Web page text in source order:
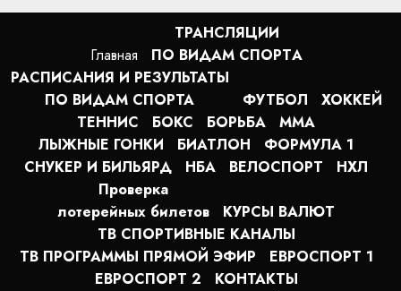
Главная
ТРАНСЛЯЦИИ
ПО ВИДАМ СПОРТA
РАСПИСАНИЯ И РЕЗУЛЬТАТЫ
ПО ВИДАМ СПОРТА
ФУТБОЛ
ХОККЕЙ
ТЕННИС
БОКС БОРЬБА
MMA
ЛЫЖНЫЕ ГОНКИ
БИАТЛОН
ФОРМУЛА 1
СНУКЕР И БИЛЬЯРД
НБА ВЕЛОСПОРТ
НХЛ
Проверка
лотерейных билетов
КУРСЫ ВАЛЮТ
ТВ СПОРТИВНЫЕ КАНАЛЫ
ТВ ПРОГРАММЫ ПРЯМОЙ ЭФИР
ЕВРОСПОРТ 1
ЕВРОСПОРТ 2
КОНТАКТЫ